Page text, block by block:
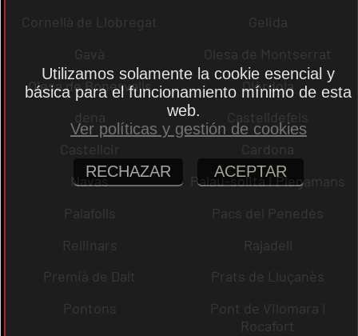
Cornellà de Llobregat
Gelida
Gavà
Olesa de Montserrat
Olesa de Bonesvalls
Olèrdola
dena
Castelldefels
Castellcir
Cardona
Navas
Palau-solità i Plegamans
Palafolls
Pacs del Penedès
Rellinars
Rajadell
Premià de Dalt
Prats de Lluçanès
Pontons
Pont de Vilomara i
Rocafort
Utilizamos solamente la cookie esencial y
básica para el funcionamiento mínimo de esta
web.
Ver políticas y gestión de cookies
RECHAZAR ACEPTAR